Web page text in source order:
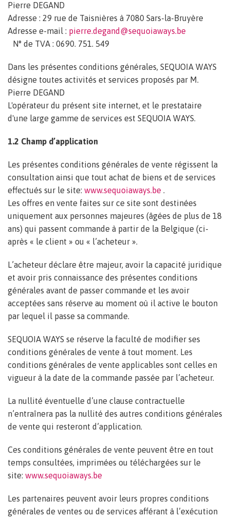
Pierre DEGAND
Adresse : 29 rue de Taisnières à 7080 Sars-la-Bruyère
Adresse e-mail : pierre.degand@sequoiaways.be
N° de TVA : 0690. 751. 549
Dans les présentes conditions générales, SEQUOIA WAYS
désigne toutes activités et services proposés par M.
Pierre DEGAND
L'opérateur du présent site internet, et le prestataire
d'une large gamme de services est SEQUOIA WAYS.
1.2 Champ d’application
Les présentes conditions générales de vente régissent la
consultation ainsi que tout achat de biens et de services
effectués sur le site: www.sequoiaways.be .
Les offres en vente faites sur ce site sont destinées
uniquement aux personnes majeures (âgées de plus de 18
ans) qui passent commande à partir de la Belgique (ci-
après « le client » ou « l’acheteur ».
L’acheteur déclare être majeur, avoir la capacité juridique
et avoir pris connaissance des présentes conditions
générales avant de passer commande et les avoir
acceptées sans réserve au moment où il active le bouton
par lequel il passe sa commande.
SEQUOIA WAYS se réserve la faculté de modifier ses
conditions générales de vente à tout moment. Les
conditions générales de vente applicables sont celles en
vigueur à la date de la commande passée par l’acheteur.
La nullité éventuelle d’une clause contractuelle
n’entraînera pas la nullité des autres conditions générales
de vente qui resteront d’application.
Ces conditions générales de vente peuvent être en tout
temps consultées, imprimées ou téléchargées sur le
site: www.sequoiaways.be
Les partenaires peuvent avoir leurs propres conditions
générales de ventes ou de services afférant à l’exécution